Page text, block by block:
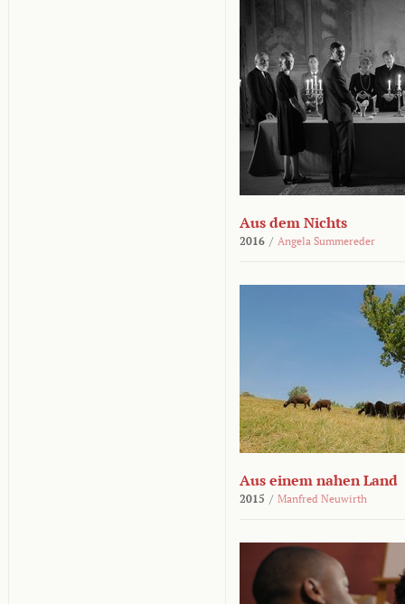
Aus dem Nichts
2016 / Angela Summereder
Aus einem nahen Land
2015 / Manfred Neuwirth